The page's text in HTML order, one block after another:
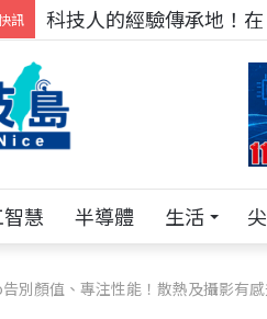
訊 科技人的經驗傳承地！在
慧 半導體 生活
別顏值、專注性能！散熱及攝影有